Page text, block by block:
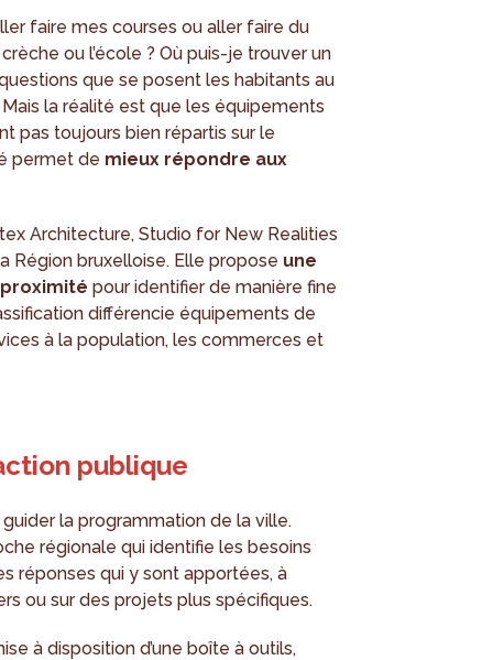
faire mes courses ou aller faire du
ou l’école ? Où puis-je trouver un
que se posent les habitants au
la réalité est que les équipements
pas toujours bien répartis sur le
permet de mieux répondre aux
Architecture, Studio for New Realities
Région bruxelloise. Elle propose une
pour identifier de manière fine
différencie équipements de
à la population, les commerces et
publique
la programmation de la ville.
régionale qui identifie les besoins
réponses qui y sont apportées, à
ou sur des projets plus spécifiques.
à disposition d’une boîte à outils,